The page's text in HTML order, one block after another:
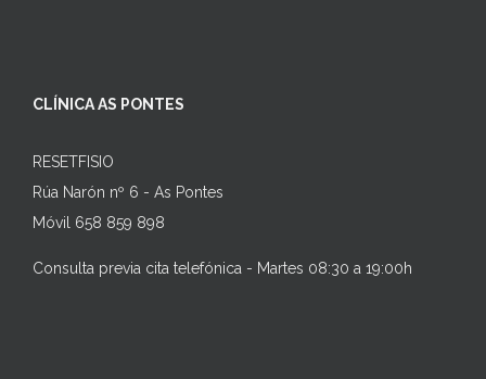
CLÍNICA AS PONTES
RESETFISIO
Rúa Narón nº 6 - As Pontes
Móvil 658 859 898
Consulta previa cita telefónica - Martes 08:30 a 19:00h